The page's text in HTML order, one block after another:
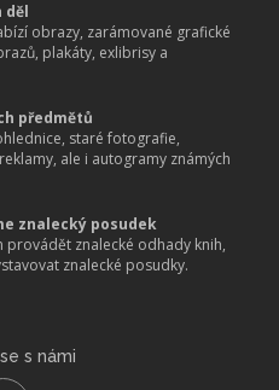
děl
obrazy, zarámované grafické
plakáty, exlibrisy a
předmětů
staré fotografie,
ale i autogramy známých
znalecký posudek
provádět znalecké odhady knih,
znalecké posudky.
s námi